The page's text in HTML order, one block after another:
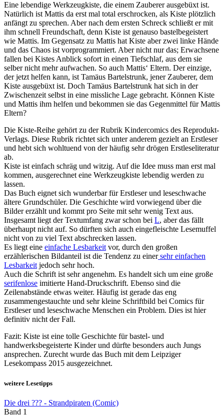
Eine lebendige Werkzeugkiste, die einem Zauberer ausgebüxt ist.
Natürlich ist Mattis da erst mal total erschrocken, als Kiste plötzlich
anfängt zu sprechen. Aber nach dem ersten Schreck schließt er mit
ihm schnell Freundschaft, denn Kiste ist genauso bastelbegeistert
wie Mattis. Im Gegensatz zu Mattis hat Kiste aber zwei linke Hände
und das Chaos ist vorprogrammiert. Aber nicht nur das; Erwachsene
fallen bei Kistes Anblick sofort in einen Tiefschlaf, aus dem sie
selber nicht mehr aufwachen. So auch Mattis‘ Eltern. Der einzige,
der jetzt helfen kann, ist Tamäus Bartelstrunk, jener Zauberer, dem
Kiste ausgebüxt ist. Doch Tamäus Bartelstrunk hat sich in der
Zwischenzeit selbst in eine missliche Lage gebracht. Können Kiste
und Mattis ihm helfen und bekommen sie das Gegenmittel für Mattis
Eltern?
Die Kiste-Reihe gehört zu der Rubrik Kindercomics des Reprodukt-
Verlags. Diese Rubrik richtet sich unter anderem gezielt an Erstleser
und hebt sich wohltuend von der häufig sehr drögen Erstleseliteratur
ab.
Kiste ist einfach schräg und witzig. Auf die Idee muss man erst mal
kommen, ausgerechnet eine Werkzeugkiste lebendig werden zu
lassen.
Das Buch eignet sich wunderbar für Erstleser und leseschwache
ältere Grundschüler. Die Geschichte wird vorwiegend über die
Bilder erzählt und kommt pro Seite mit sehr wenig Text aus.
Insgesamt liegt der Textumfang zwar schon bei L, aber das fällt
überhaupt nicht auf. So dürften sich auch eingefleischte Lesemuffel
nicht von zu viel Text abschrecken lassen.
Es liegt eine einfache Lesbarkeit vor, durch den großen
erzählerischen Bildanteil ist die Tendenz zu einersehr einfachen
Lesbarkeit jedoch sehr hoch.
Auch die Schrift ist sehr angenehm. Es handelt sich um eine große
serifenlose imitierte Hand-Druckschrift. Ebenso sind die
Zeilenabstände etwas weiter. Häufig ist gerade das eng
zusammengestauchte und sehr kleine Schriftbild bei Comics für
Erstleser und leseschwache Menschen ein Problem. Dies ist hier
definitiv nicht der Fall.
Fazit: Kiste ist eine tolle Geschichte für bastel- und
handwerksbegeisterte Kinder und dürfte besonders auch Jungs
ansprechen. Zurecht wurde das Buch mit dem Leipziger
Lesekompass 2015 ausgezeichnet.
weitere Lesetipps
Die drei ??? - Strandpiraten (Comic)
Band 1